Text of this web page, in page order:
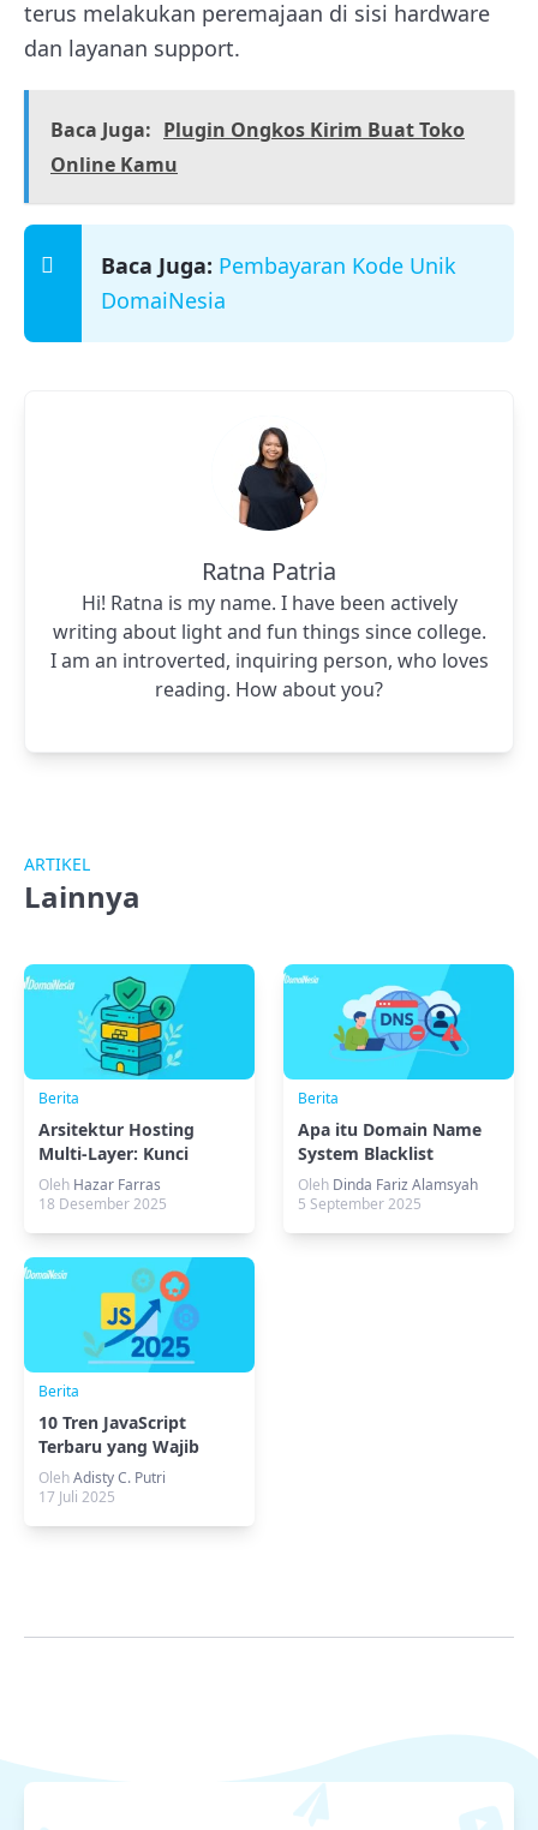
terus melakukan peremajaan di sisi hardware
dan layanan support.
Baca Juga: Plugin Ongkos Kirim Buat Toko
Online Kamu
Baca Juga: Pembayaran Kode Unik
DomaiNesia
Ratna Patria
Hi! Ratna is my name. I have been actively
writing about light and fun things since college.
I am an introverted, inquiring person, who loves
reading. How about you?
ARTIKEL
Lainnya
Berita
Arsitektur Hosting
Multi-Layer: Kunci
Performa & Keamanan
Web
Oleh Hazar Farras
18 Desember 2025
Berita
Apa itu Domain Name
System Blacklist
(DNSBL) Dan Contohnya
Oleh Dinda Fariz Alamsyah
5 September 2025
Berita
10 Tren JavaScript
Terbaru yang Wajib
Dipelajari
OlehAdisty C. Putri
17 Juli 2025